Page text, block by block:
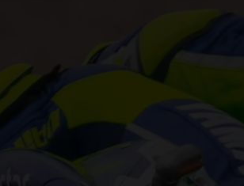
F1 KWALIFICATIES
F1 COUREURS KAMPIOENSCHAP